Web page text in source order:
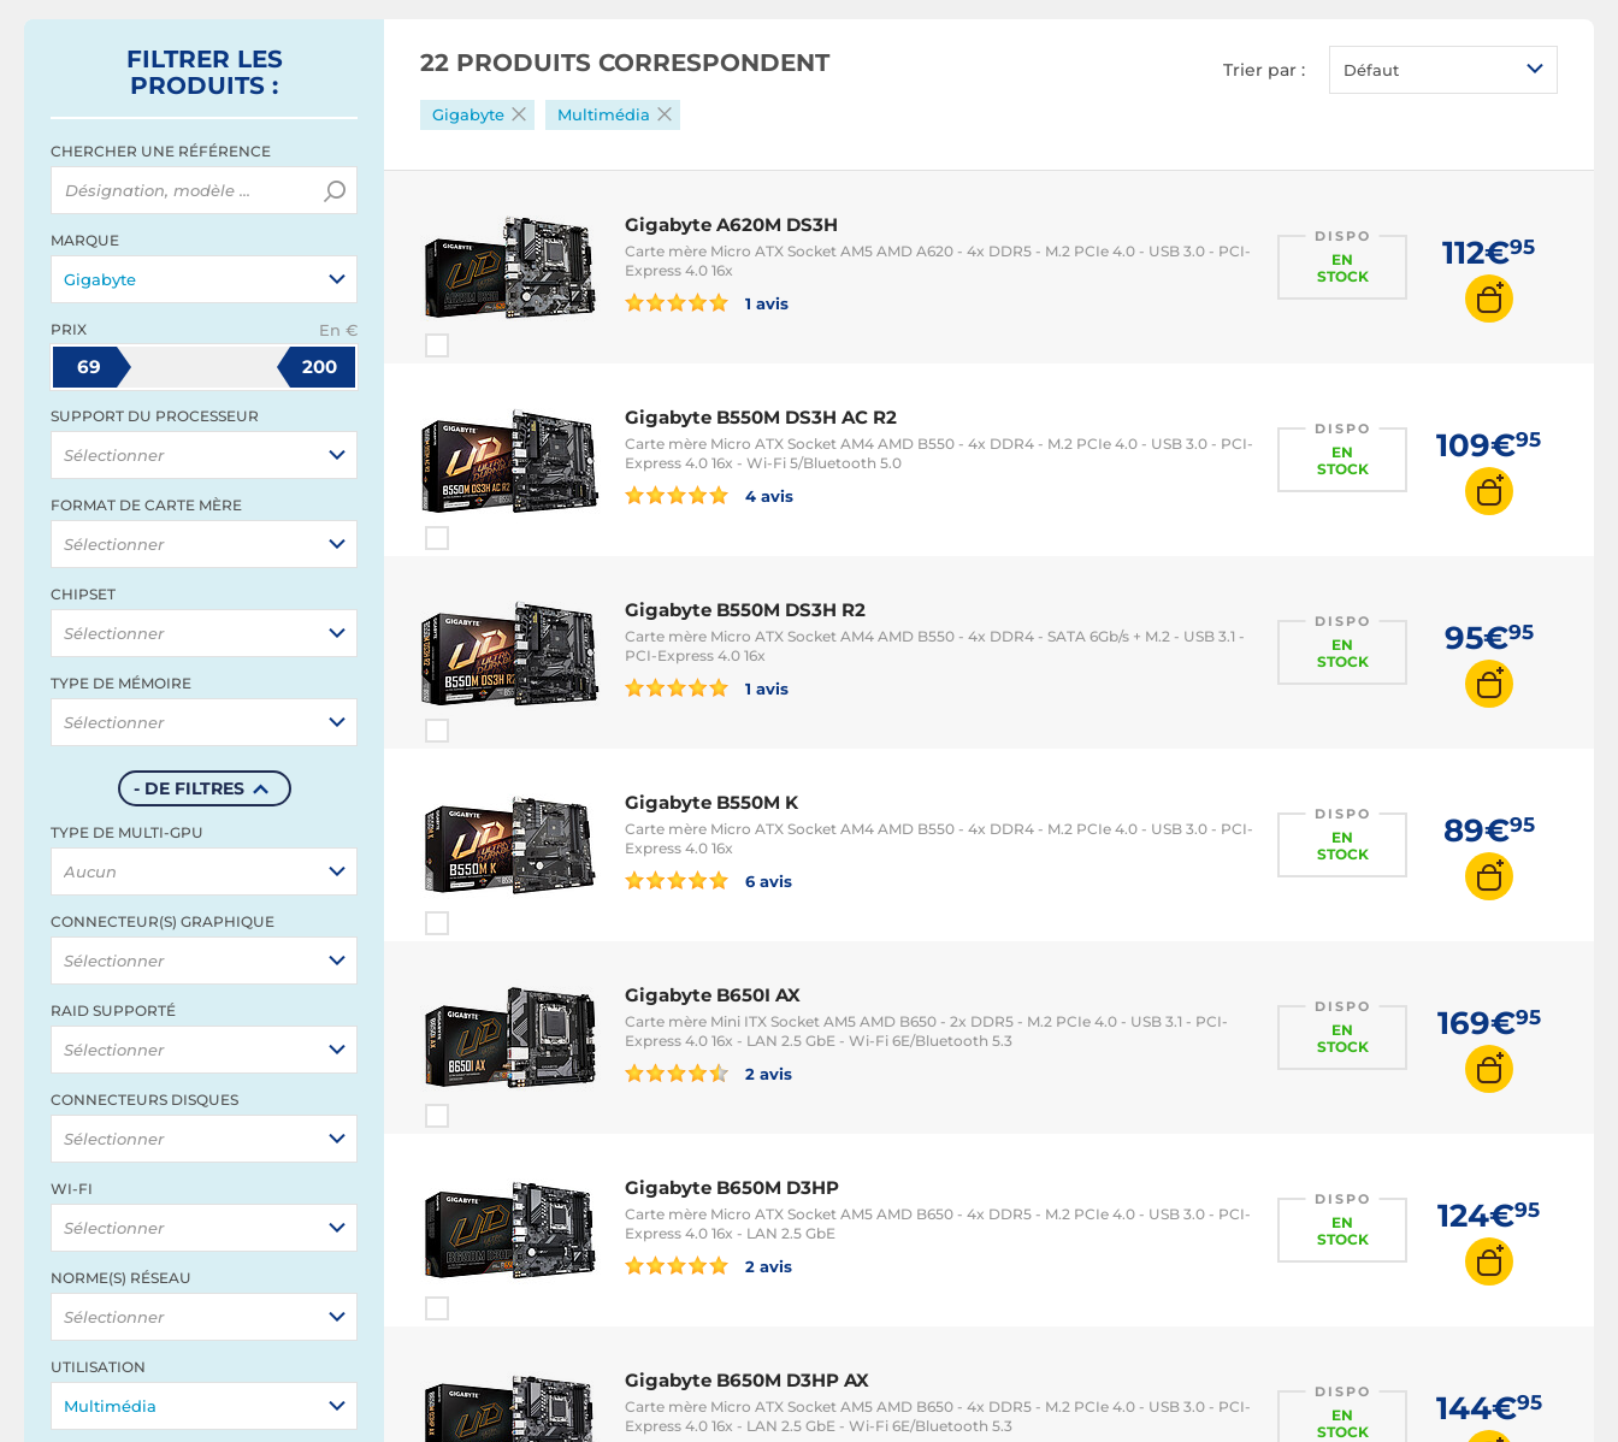
Carte mère Intel H610
Carte mère AMD B550
Carte mère AMD B650
FILTRER LES
PRODUITS :
CHERCHER UNE RÉFÉRENCE
MARQUE
Gigabyte
PRIX En €
69 200
SUPPORT DU PROCESSEUR
Sélectionner
FORMAT DE CARTE MÈRE
Sélectionner
CHIPSET
Sélectionner
TYPE DE MÉMOIRE
Sélectionner
- DE FILTRES
TYPE DE MULTI-GPU
Aucun
CONNECTEUR(S) GRAPHIQUE
Sélectionner
RAID SUPPORTÉ
Sélectionner
CONNECTEURS DISQUES
Sélectionner
WI-FI
Sélectionner
NORME(S) RÉSEAU
Sélectionner
UTILISATION
Multimédia
22 PRODUITS CORRESPONDENT Trier par : Défaut
Gigabyte Multimédia
Gigabyte A620M DS3H
Carte mère Micro ATX Socket AM5 AMD A620 - 4x DDR5 - M.2 PCIe 4.0 - USB 3.0 - PCI-
Express 4.0 16x
1 avis
DISPO
EN
STOCK
112€95
Gigabyte B550M DS3H AC R2
Carte mère Micro ATX Socket AM4 AMD B550 - 4x DDR4 - M.2 PCIe 4.0 - USB 3.0 - PCI-
Express 4.0 16x - Wi-Fi 5/Bluetooth 5.0
4 avis
DISPO
EN
STOCK
109€95
Gigabyte B550M DS3H R2
Carte mère Micro ATX Socket AM4 AMD B550 - 4x DDR4 - SATA 6Gb/s + M.2 - USB 3.1 -
PCI-Express 4.0 16x
1 avis
DISPO
EN
STOCK
95€95
Gigabyte B550M K
Carte mère Micro ATX Socket AM4 AMD B550 - 4x DDR4 - M.2 PCIe 4.0 - USB 3.0 - PCI-
Express 4.0 16x
6 avis
DISPO
EN
STOCK
89€95
Gigabyte B650I AX
Carte mère Mini ITX Socket AM5 AMD B650 - 2x DDR5 - M.2 PCIe 4.0 - USB 3.1 - PCI-
Express 4.0 16x - LAN 2.5 GbE - Wi-Fi 6E/Bluetooth 5.3
2 avis
DISPO
EN
STOCK
169€95
Gigabyte B650M D3HP
Carte mère Micro ATX Socket AM5 AMD B650 - 4x DDR5 - M.2 PCIe 4.0 - USB 3.0 - PCI-
Express 4.0 16x - LAN 2.5 GbE
2 avis
DISPO
EN
STOCK
124€95
Gigabyte B650M D3HP AX
Carte mère Micro ATX Socket AM5 AMD B650 - 4x DDR5 - M.2 PCIe 4.0 - USB 3.0 - PCI-
Express 4.0 16x - LAN 2.5 GbE - Wi-Fi 6E/Bluetooth 5.3
DISPO
EN
STOCK
144€95